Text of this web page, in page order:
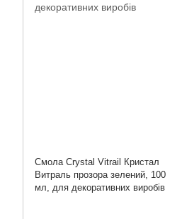
Смола Crystal Vitrail Кристал
Витраль прозора зелений, 100
мл, для декоративних виробів